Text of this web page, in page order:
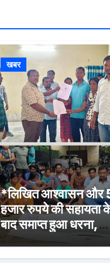
खबर
*लिखित आश्वासन और
हजार रुपये की सहायता
बाद समाप्त हुआ धरना,
बिजली मिस्त्री रवि
की मौत पर मुआवजा व